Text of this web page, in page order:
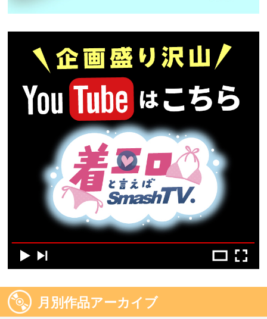
月別作品アーカイブ